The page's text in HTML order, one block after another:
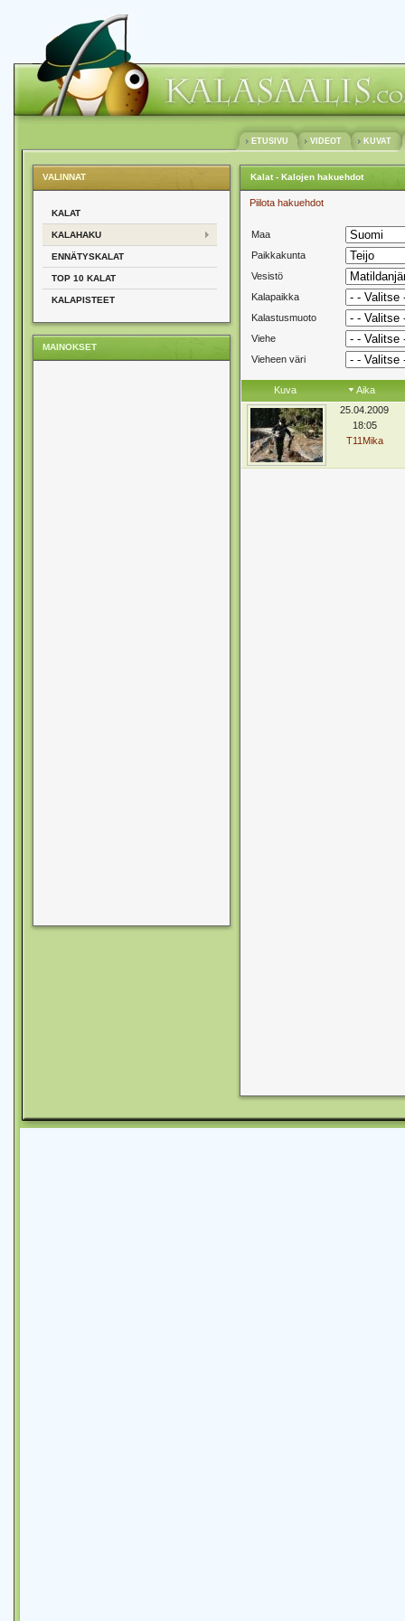
ETUSIVU VIDEOT KUVAT
VALINNAT
KALAT
KALAHAKU
ENNÄTYSKALAT
TOP 10 KALAT
KALAPISTEET
MAINOKSET
Kalat - Kalojen hakuehdot
Piilota hakuehdot
Maa
Paikkakunta
Vesistö
Kalapaikka
Kalastusmuoto
Viehe
Vieheen väri
Kuva
Aika
25.04.2009
18:05
T11Mika